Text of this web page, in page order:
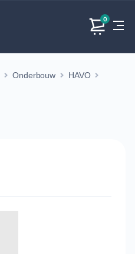
0
Producten
Onderbouw
HAVO